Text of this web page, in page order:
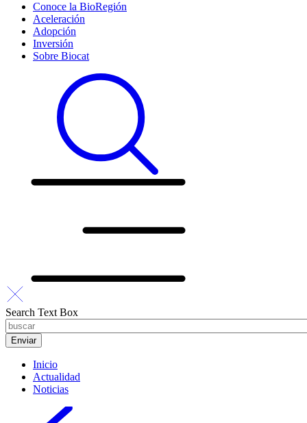
Conoce la BioRegión
Aceleración
Adopción
Inversión
Sobre Biocat
Search Text Box
Inicio
Actualidad
Noticias